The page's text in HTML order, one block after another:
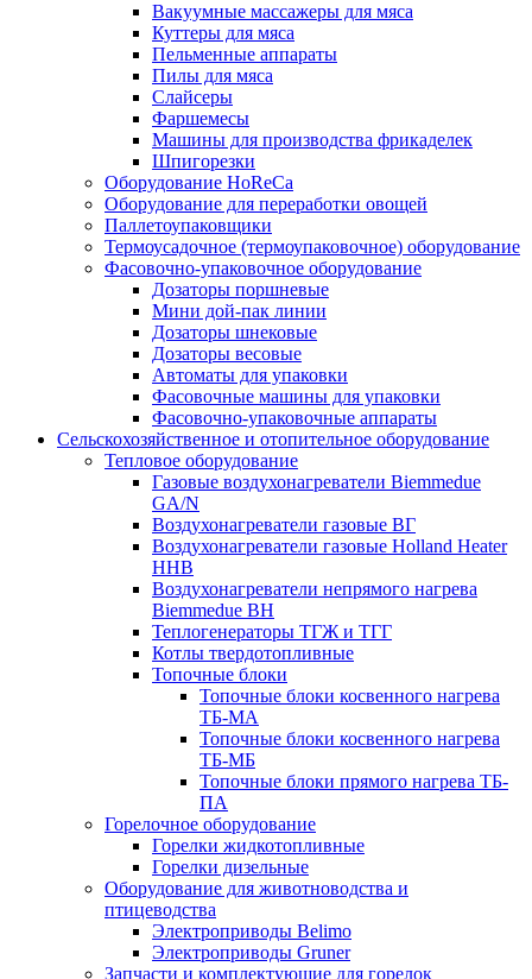
Вакуумные массажеры для мяса
Куттеры для мяса
Пельменные аппараты
Пилы для мяса
Слайсеры
Фаршемесы
Машины для производства фрикаделек
Шпигорезки
Оборудование HoReCa
Оборудование для переработки овощей
Паллетоупаковщики
Термоусадочное (термоупаковочное) оборудование
Фасовочно-упаковочное оборудование
Дозаторы поршневые
Мини дой-пак линии
Дозаторы шнековые
Дозаторы весовые
Автоматы для упаковки
Фасовочные машины для упаковки
Фасовочно-упаковочные аппараты
Сельскохозяйственное и отопительное оборудование
Тепловое оборудование
Газовые воздухонагреватели Biemmedue
GA/N
Воздухонагреватели газовые ВГ
Воздухонагреватели газовые Holland Heater
HHB
Воздухонагреватели непрямого нагрева
Biemmedue BH
Теплогенераторы ТГЖ и ТГГ
Котлы твердотопливные
Топочные блоки
Топочные блоки косвенного нагрева
ТБ-МА
Топочные блоки косвенного нагрева
ТБ-МБ
Топочные блоки прямого нагрева ТБ-
ПА
Горелочное оборудование
Горелки жидкотопливные
Горелки дизельные
Оборудование для животноводства и
птицеводства
Электроприводы Belimo
Электроприводы Gruner
Запчасти и комплектующие для горелок